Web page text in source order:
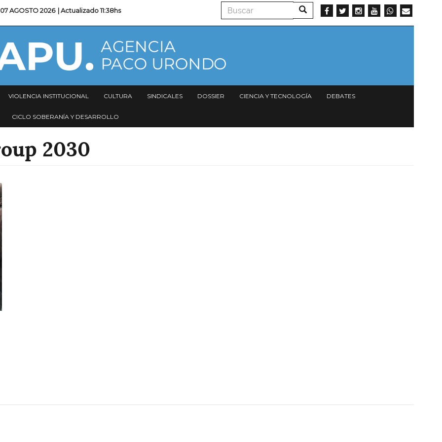
07 AGOSTO 2026 | Actualizado11:38hs Buscar Buscar
VIOLENCIA INSTITUCIONAL CULTURA SINDICALES DOSSIER CIENCIA Y TECNOLOGÍA DEBATES
CICLO SOBERANÍA Y DESARROLLO
2030